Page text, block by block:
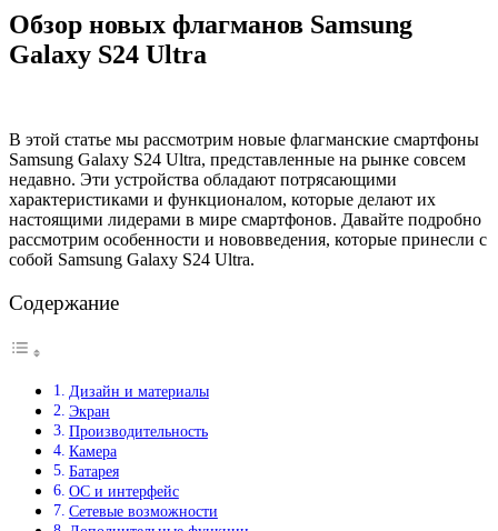
Обзор новых флагманов Samsung
Galaxy S24 Ultra
В этой статье мы рассмотрим новые флагманские смартфоны
Samsung Galaxy S24 Ultra, представленные на рынке совсем
недавно. Эти устройства обладают потрясающими
характеристиками и функционалом, которые делают их
настоящими лидерами в мире смартфонов. Давайте подробно
рассмотрим особенности и нововведения, которые принесли с
собой Samsung Galaxy S24 Ultra.
Содержание
Дизайн и материалы
Экран
Производительность
Камера
Батарея
ОС и интерфейс
Сетевые возможности